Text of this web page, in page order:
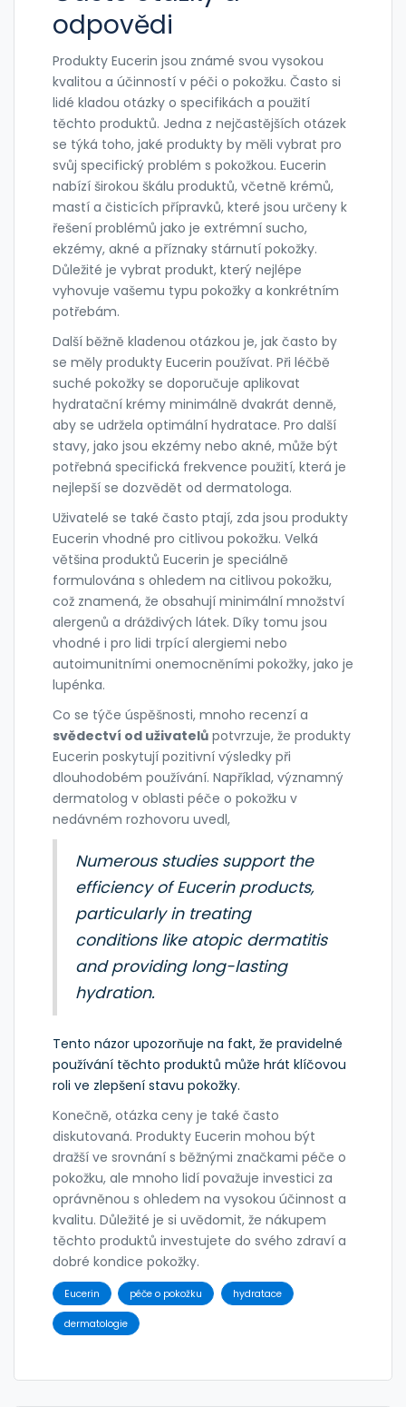
odpovědi
Produkty Eucerin jsou známé svou vysokou
kvalitou a účinností v péči o pokožku. Často si
lidé kladou otázky o specifikách a použití
těchto produktů. Jedna z nejčastějších otázek
se týká toho, jaké produkty by měli vybrat pro
svůj specifický problém s pokožkou. Eucerin
nabízí širokou škálu produktů, včetně krémů,
mastí a čisticích přípravků, které jsou určeny k
řešení problémů jako je extrémní sucho,
ekzémy, akné a příznaky stárnutí pokožky.
Důležité je vybrat produkt, který nejlépe
vyhovuje vašemu typu pokožky a konkrétním
potřebám.
Další běžně kladenou otázkou je, jak často by
se měly produkty Eucerin používat. Při léčbě
suché pokožky se doporučuje aplikovat
hydratační krémy minimálně dvakrát denně,
aby se udržela optimální hydratace. Pro další
stavy, jako jsou ekzémy nebo akné, může být
potřebná specifická frekvence použití, která je
nejlepší se dozvědět od dermatologa.
Uživatelé se také často ptají, zda jsou produkty
Eucerin vhodné pro citlivou pokožku. Velká
většina produktů Eucerin je speciálně
formulována s ohledem na citlivou pokožku,
což znamená, že obsahují minimální množství
alergenů a dráždivých látek. Díky tomu jsou
vhodné i pro lidi trpící alergiemi nebo
autoimunitními onemocněními pokožky, jako je
lupénka.
Co se týče úspěšnosti, mnoho recenzí a
svědectví od uživatelů potvrzuje, že produkty
Eucerin poskytují pozitivní výsledky při
dlouhodobém používání. Například, významný
dermatolog v oblasti péče o pokožku v
nedávném rozhovoru uvedl,
Numerous studies support the
efficiency of Eucerin products,
particularly in treating
conditions like atopic dermatitis
and providing long-lasting
hydration.
Tento názor upozorňuje na fakt, že pravidelné
používání těchto produktů může hrát klíčovou
roli ve zlepšení stavu pokožky.
Konečně, otázka ceny je také často
diskutovaná. Produkty Eucerin mohou být
dražší ve srovnání s běžnými značkami péče o
pokožku, ale mnoho lidí považuje investici za
oprávněnou s ohledem na vysokou účinnost a
kvalitu. Důležité je si uvědomit, že nákupem
těchto produktů investujete do svého zdraví a
dobré kondice pokožky.
Eucerin péče o pokožku hydratace
dermatologie